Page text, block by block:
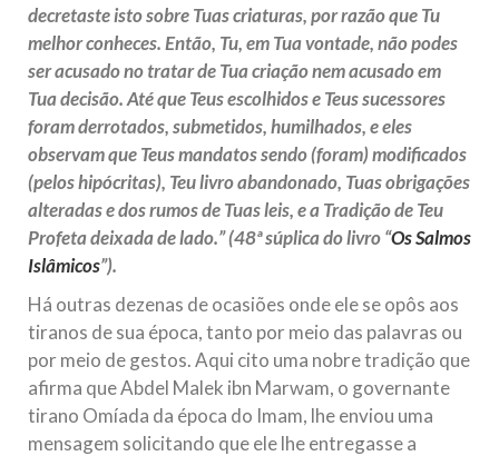
decretaste isto sobre Tuas criaturas, por razão que Tu
melhor conheces. Então, Tu, em Tua vontade, não podes
ser acusado no tratar de Tua criação nem acusado em
Tua decisão. Até que Teus escolhidos e Teus sucessores
foram derrotados, submetidos, humilhados, e eles
observam que Teus mandatos sendo (foram) modificados
(pelos hipócritas), Teu livro abandonado, Tuas obrigações
alteradas e dos rumos de Tuas leis, e a Tradição de Teu
Profeta deixada de lado.” (48ª súplica do livro “Os Salmos
Islâmicos”).
Há outras dezenas de ocasiões onde ele se opôs aos
tiranos de sua época, tanto por meio das palavras ou
por meio de gestos. Aqui cito uma nobre tradição que
afirma que Abdel Malek ibn Marwam, o governante
tirano Omíada da época do Imam, lhe enviou uma
mensagem solicitando que ele lhe entregasse a